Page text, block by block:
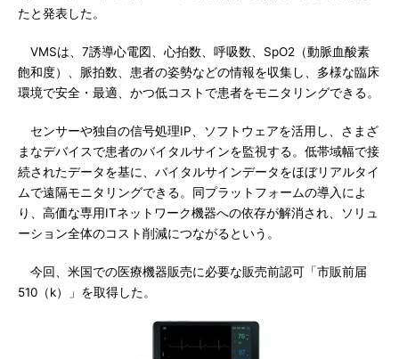
たと発表した。
VMSは、7誘導心電図、心拍数、呼吸数、SpO2（動脈血酸素
飽和度）、脈拍数、患者の姿勢などの情報を収集し、多様な臨床
環境で安全・最適、かつ低コストで患者をモニタリングできる。
センサーや独自の信号処理IP、ソフトウェアを活用し、さまざ
まなデバイスで患者のバイタルサインを監視する。低帯域幅で接
続されたデータを基に、バイタルサインデータをほぼリアルタイ
ムで遠隔モニタリングできる。同プラットフォームの導入によ
り、高価な専用ITネットワーク機器への依存が解消され、ソリュ
ーション全体のコスト削減につながるという。
今回、米国での医療機器販売に必要な販売前認可「市販前届
510（k）」を取得した。